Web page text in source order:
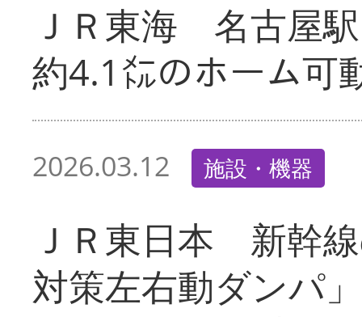
ＪＲ東海 名古屋
約4.1㍍のホーム可
2026.03.12 施設・機器
ＪＲ東日本 新幹
対策左右動ダン